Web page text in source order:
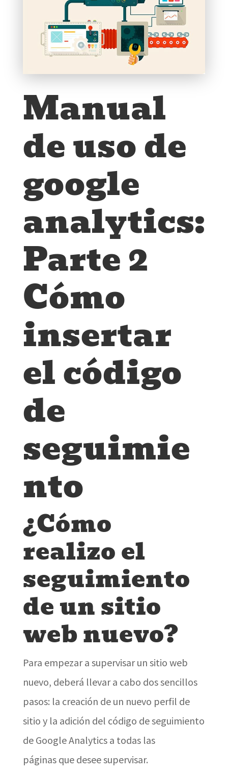
Manual
de uso de
google
analytics:
Parte 2
Cómo
insertar
el código
de
seguimie
nto
¿Cómo
realizo el
seguimiento
de un sitio
web nuevo?
Para empezar a supervisar un sitio web
nuevo, deberá llevar a cabo dos sencillos
pasos: la creación de un nuevo perfil de
sitio y la adición del código de seguimiento
de Google Analytics a todas las
páginas que desee supervisar.